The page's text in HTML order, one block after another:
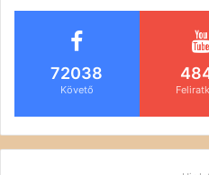
72038
Követő